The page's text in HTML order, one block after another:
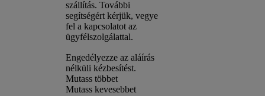
szállítás. További
segítségért kérjük, vegye
fel a kapcsolatot az
ügyfélszolgálattal.
Engedélyezze az aláírás
nélküli kézbesítést.
Mutass többet
Mutass kevesebbet